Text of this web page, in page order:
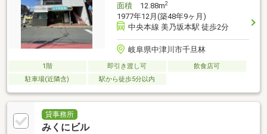
面積12.88m2
1977年12月(築48年9ヶ月)
中央本線 美乃坂本駅 徒歩2分
岐阜県中津川市千旦林
1階 即引き渡し可
飲食店可
駐車場(近隣含)
駅から徒歩5分以内
貸事務所
みくにビル